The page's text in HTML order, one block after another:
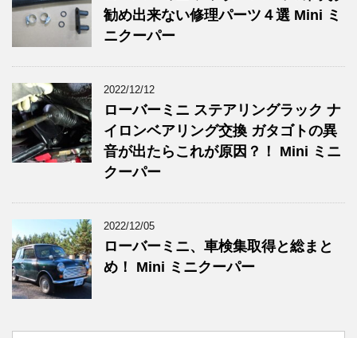
勧め出来ない修理パーツ４選 Mini ミ
ニクーパー
2022/12/12
ローバーミニ ステアリングラック ナ
イロンベアリング交換 ガタゴトの異
音が出たらこれが原因？！ Mini ミニ
クーパー
2022/12/05
ローバーミニ、車検集取得と総まと
め！ Mini ミニクーパー